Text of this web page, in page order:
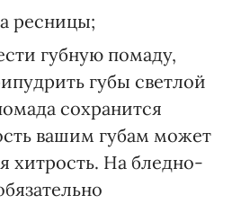
ресницы;
губную помаду,
губы светлой
сохранится
вашим губам может
хитрость. На бледно-